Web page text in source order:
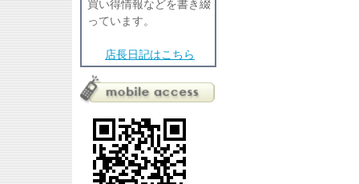
買い得情報などを書き綴
っています。
店長日記はこちら